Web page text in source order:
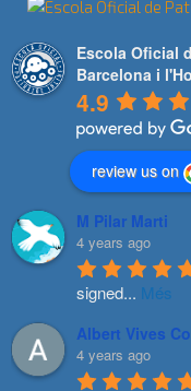
Escola Oficial
Barcelona i
4.9
review us on
M Pilar Marti
4 years ago
signed... Més
Albert Vives
4 years ago